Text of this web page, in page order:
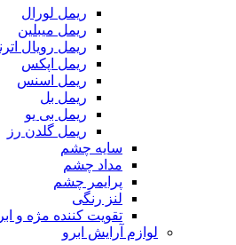
ریمل لورال
ریمل میبلین
ریمل رویال
ریمل اپکس
ریمل اسنس
ریمل بل
ریمل بی یو
ریمل گلدن رز
سایه چشم
مداد چشم
پرایمر چشم
لنز رنگی
تقویت کننده مژه و
لوازم آرایش ابرو